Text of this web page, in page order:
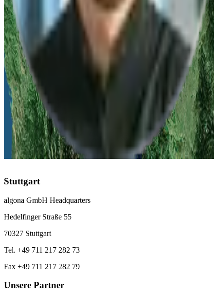
Vertrieb
Telefonisch erreichbar
Mo-Fr 08:00-17:00 Uhr
Deutschland
Stuttgart
Düsseldorf
+49 211 976 342 83
Leipzig: +49 341 978 561 63
Österreich
Linz: +43 732 277 277
Schweiz
Zürich: +41 43 508 69 96
Stuttgart
algona GmbH Headquarters
Hedelfinger Straße 55
70327 Stuttgart
Tel. +49 711 217 282 73
Fax +49 711 217 282 79
Unsere Partner